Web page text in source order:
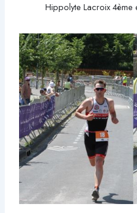
Hippolyte Lacroix 4ème